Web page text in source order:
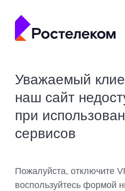
Уважаемый
наш сайт
при
сервисов
Пожалуйста, отключите
воспользуйтесь формой